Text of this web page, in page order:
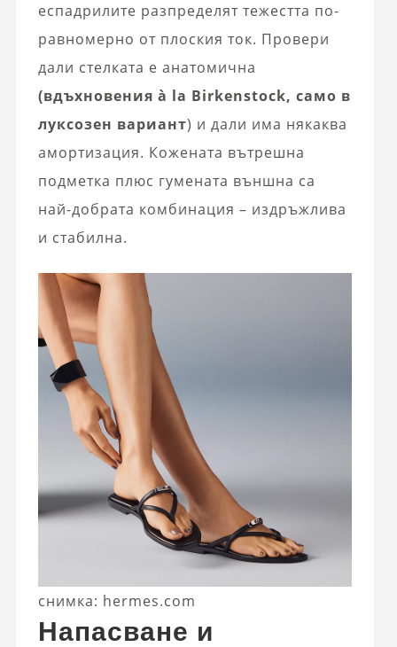
еспадрилите разпределят тежестта по-
равномерно от плоския ток. Провери
дали стелката е анатомична
(вдъхновения à la Birkenstock, само в
луксозен вариант) и дали има някаква
амортизация. Кожената вътрешна
подметка плюс гумената външна са
най-добрата комбинация – издръжлива
и стабилна.
снимка: hermes.com
Напасване и